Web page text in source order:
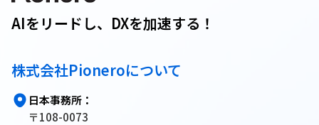
AIをリードし、DXを加速する！
株式会社Pioneroについて
日本事務所：
〒108-0073